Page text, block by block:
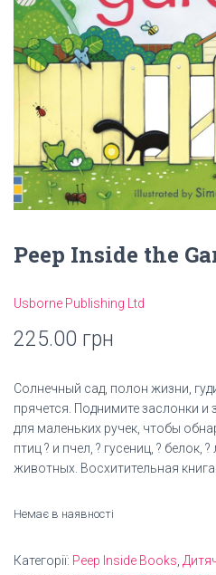
Peep Inside the
Usborne Publishing Ltd
225.00 грн
Солнечный сад, полон жизни,
прячется. Поднимите заслонки и
для маленьких ручек, чтобы
птиц ? и пчел, ? гусениц, ? белок,
животных. Восхитительная книга
Немає в наявності
Категорії: Peep Inside Books